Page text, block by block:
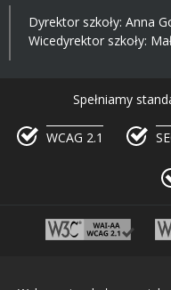
Dyrektor szkoły: Anna
Wicedyrektor szkoły:
Spełniamy
WCAG 2.1